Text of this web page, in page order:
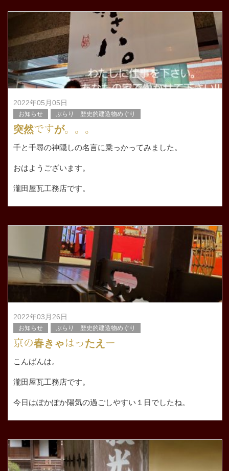
うちは昔から五建さんの五建ういろを
2022年05月05日
お知らせ ぶらり 歴史的建造物めぐり
突然ですが。。。
千と千尋の神隠しの名言に乗っかってみました。
おはようございます。
瀧田屋瓦工務店です。
少し前ですが京都市中京区にある 京都文化博物館で開催
2022年03月26日
お知らせ ぶらり 歴史的建造物めぐり
京の春きゃはったえー
こんばんは。
瀧田屋瓦工務店です。
今日はぽかぽか陽気の過ごしやすい１日でしたね。
明日は本降りの雨予報ですが。。。
そんなぽかぽか陽気の今日はお客様のご都合で屋根修理が
入れず空きました